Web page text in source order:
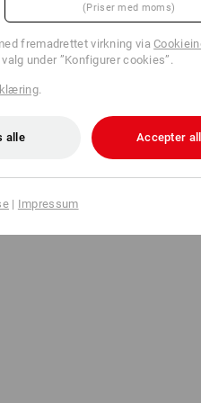
(Priser med moms)
fremadrettet virkning via
under ”Konfigurer cookies”.
.
alle Accepter
| Impressum